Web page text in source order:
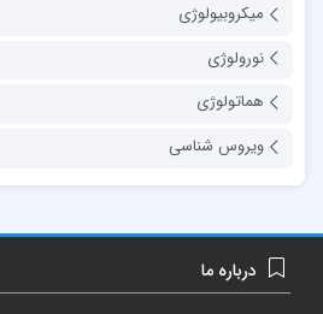
میکروبیولوژی
نورولوژی
هماتولوژی
ویروس شناسی
درباره ما